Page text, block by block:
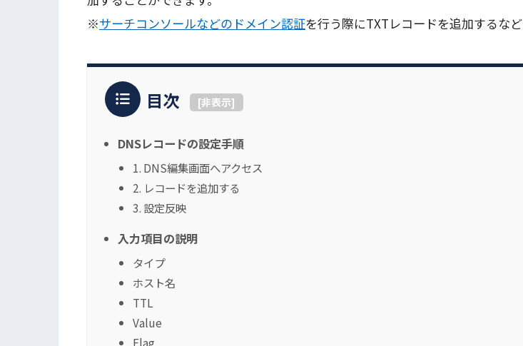
※サーチコンソールなどのドメイン認証を行う際にTXTレコードを追加するなど
目次 [非表示]
DNSレコードの設定手順
1. DNS編集画面へアクセス
2. レコードを追加する
3. 設定反映
入力項目の説明
タイプ
ホスト名
TTL
Value
Flag